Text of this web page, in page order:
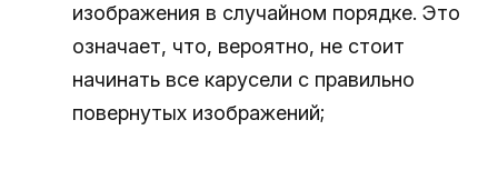
изображения в случайном порядке. Это
означает, что, вероятно, не стоит
начинать все карусели с правильно
повернутых изображений;